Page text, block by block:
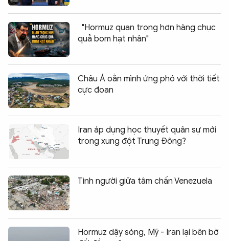
"Hormuz quan trọng hơn hàng chục
quả bom hạt nhân"
Châu Á oằn mình ứng phó với thời tiết
cực đoan
Iran áp dụng học thuyết quân sự mới
trong xung đột Trung Đông?
Tình người giữa tâm chấn Venezuela
Hormuz dậy sóng, Mỹ - Iran lại bên bờ